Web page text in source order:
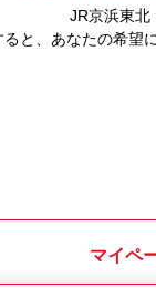
JR京浜東北
と、あなたの希望
マイペ